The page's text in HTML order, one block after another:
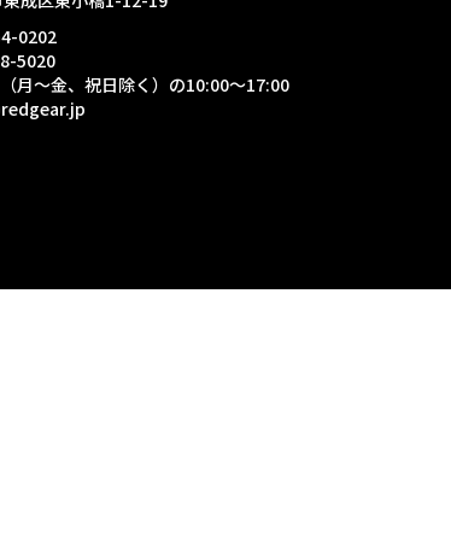
0202
5020
月～金、祝日除く）の10:00～17:00